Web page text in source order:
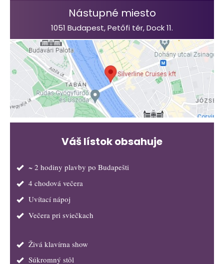
Nástupné miesto
1051 Budapest, Petőfi tér, Dock 11.
Váš lístok obsahuje
~ 2 hodiny plavby po Budapešti
4 chodová večera
Uvítací nápoj
Večera pri sviečkach
Živá klavírna show
Súkromný stôl